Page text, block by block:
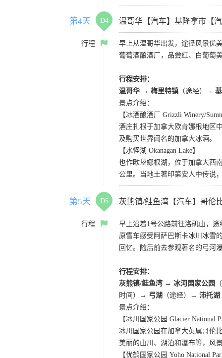
第4天 D4 温哥华【汽车】基隆拿市【
行程
早上从温哥华出发，途径风景优
葡萄酒酿酒厂，品尝红、白葡萄
行程安排：
温哥华 → 梅里特镇 （途经）
→
景点介绍：
【冰酒酿酒厂 Grizzli Winery/
酒庄扎根于加拿大欧肯娜根地区
及购买世界闻名的加拿大冰酒。
【水怪湖 Okanagan Lake】
也作欧垦娜根湖，位于加拿大西
公里。当地土著印第安人中传说
第5天 D5 灰熊镇/鲑鱼湾【汽车】哥伦
行程
早上沿着1号公路前往洛矶山，
原雪车感受阿萨巴斯卡冰川冰雪
回忆。随后前去参观著名的弓河
行程安排：
灰熊镇/鲑鱼湾 → 冰河国家公园
时间）
→ 弓湖 （途经）→ 沛托湖
景点介绍：
【冰川国家公园 Glacier National
冰川国家公园在加拿大英属哥伦
美丽的山川、湖泊和瀑布等，风
【优鹤国家公园 Yoho National